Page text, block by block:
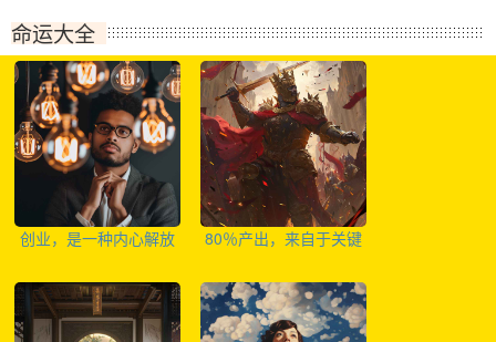
命运大全
创业，是一种内心解放
80％产出，来自于关键